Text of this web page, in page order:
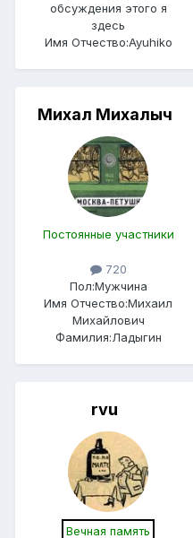
обсуждения этого я
здесь
Имя Отчество:Ayuhiko
Михал Михалыч
Постоянные участники
720
Пол:Мужчина
Имя Отчество:Михаил
Михайлович
Фамилия:Ладыгин
rvu
Вечная память